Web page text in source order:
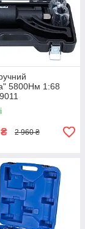
5800Нм 1:68
₴ 2 960 ₴